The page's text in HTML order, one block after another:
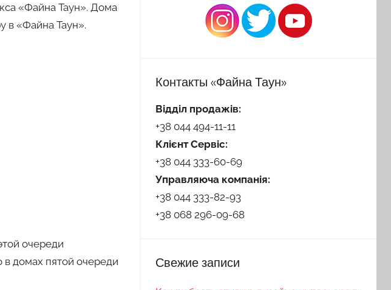
«Файна Таун». Дома
в «Файна Таун».
очереди
в домах пятой очереди
Контакты «Файна Таун»
Відділ продажів:
+38 044 494-11-11
Клієнт Сервіс:
+38 044 333-60-69
Управляюча компанія:
+38 044 333-82-93
+38 068 296-09-68
Свежие записи